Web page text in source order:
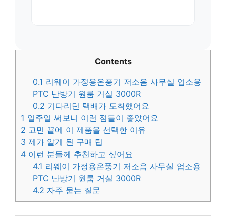
Contents
0.1 리웨이 가정용온풍기 저소음 사무실 업소용
PTC 난방기 원룸 거실 3000R
0.2 기다리던 택배가 도착했어요
1 일주일 써보니 이런 점들이 좋았어요
2 고민 끝에 이 제품을 선택한 이유
3 제가 알게 된 구매 팁
4 이런 분들께 추천하고 싶어요
4.1 리웨이 가정용온풍기 저소음 사무실 업소용
PTC 난방기 원룸 거실 3000R
4.2 자주 묻는 질문